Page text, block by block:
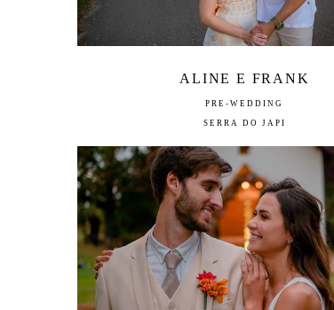
ALINE E FRANK
PRE-WEDDING
SERRA DO JAPI